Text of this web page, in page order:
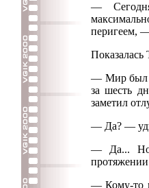
—
перигеем,
Показалась
— Мир был
за шесть
заметил
— Да? —
— Да... Но
— Кому-то